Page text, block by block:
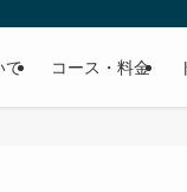
て コース・料金